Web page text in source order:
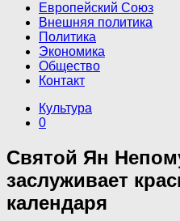
Европейский Союз
Внешняя политика
Политика
Экономика
Общество
Контакт
Культура
0
Святой Ян
заслуживает
календаря